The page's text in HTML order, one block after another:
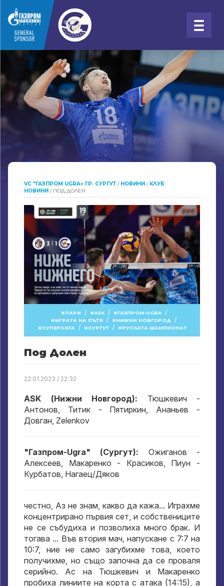
VC "ГАЗПРОМ UGRA» ГР. СУРГУТ / НОВИНИ / КЛУБ
НОВИНИ / ПОД ДОЛЕН
ПАРИ / ASK / ГАЗПРОМ-UGRA /
ИГРАТА НА ПЪТЯ / НИЖНИ НОВГОРОД /
СУПЕРЛИГА / СУРГУТ / РУСКАТА ШАМПИОНАТ
Под Долен
22.01.2023 / 22:32
ASK (Нижни Новгород): Тюшкевич -
Антонов, Титик - Пятиркин, Ананьев -
Довган, Zelenkov
"Газпром-Ugra" (Сургут): Ожиганов -
Алексеев, Макаренко - Красиков, Пиун -
Курбатов, Нагаец/Дяков
честно, Аз не знам, какво да кажа... Играхме
концентрирано първия сет, и собствениците
не се събудиха и позволиха много брак. И
тогава ... Във втория мач, напускане с 7:7 на
10:7, ние не само загубихме това, което
получихме, но също започна да се проваля
серийно. Ас на Тюшкевич и Макаренко
пробиха линиите на корта с атака (14:15), а